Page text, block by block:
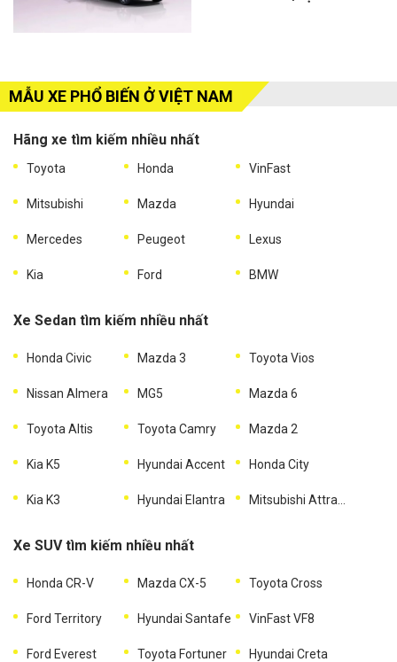
MẪU XE PHỔ BIẾN Ở VIỆT NAM
Hãng xe tìm kiếm nhiều nhất
Toyota Honda VinFast
Mitsubishi Mazda Hyundai
Mercedes Peugeot Lexus
Kia Ford BMW
Xe Sedan tìm kiếm nhiều nhất
Honda Civic Mazda 3 Toyota Vios
Nissan Almera MG5 Mazda 6
Toyota Altis Toyota Camry Mazda 2
Kia K5 Hyundai Accent Honda City
Kia K3 Hyundai Elantra
Xe SUV tìm kiếm nhiều nhất
Honda CR-V Mazda CX-5 Toyota Cross
Ford Territory Hyundai Santafe VinFast VF8
Ford Everest Toyota Fortuner Hyundai Creta